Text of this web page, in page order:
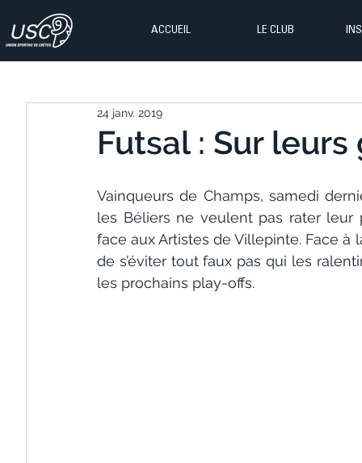
ACCUEIL LE CLUB
Futsal : Sur leurs
24 janv. 2019
Vainqueurs de Champs, samedi
les Béliers ne veulent pas rater leur
face aux Artistes de Villepinte. Face
de s’éviter tout faux pas qui les
les prochains play-offs.